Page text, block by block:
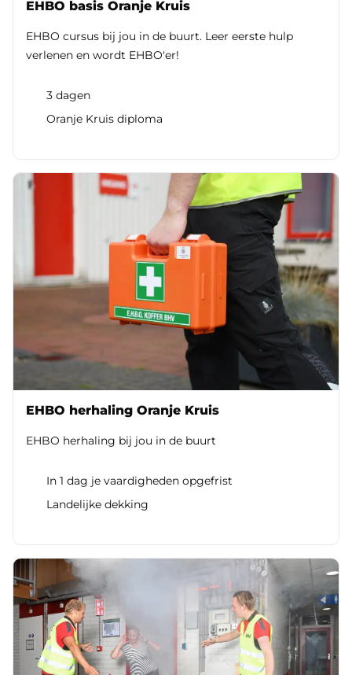
EHBO basis Oranje Kruis
EHBO cursus bij jou in de buurt. Leer eerste hulp
verlenen en wordt EHBO'er!
3 dagen
Oranje Kruis diploma
EHBO herhaling Oranje Kruis
EHBO herhaling bij jou in de buurt
In 1 dag je vaardigheden opgefrist
Landelijke dekking